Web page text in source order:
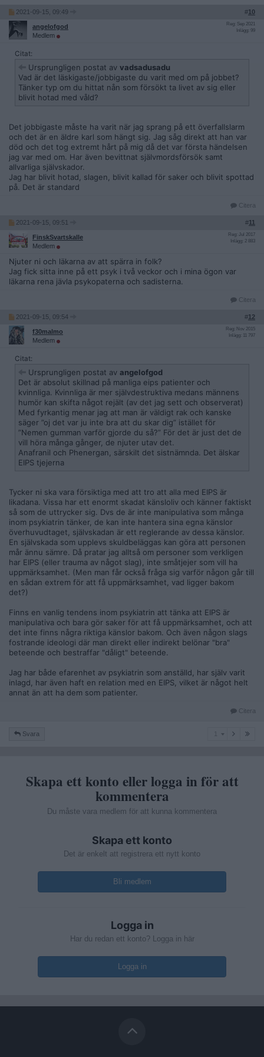
2021-09-15, 09:49 #10
angelofgod
Medlem
Reg: Sep 2021
Inlägg: 99
Citat:
Ursprungligen postat av vadsadusadu
Vad är det läskigaste/jobbigaste du varit med om på jobbet?
Tänker typ om du hittat nån som försökt ta livet av sig eller
blivit hotad med våld?
Det jobbigaste måste ha varit när jag sprang på ett överfallslarm
och det är en äldre karl som hängt sig. Jag såg direkt att han var
död och det tog extremt hårt på mig då det var första händelsen
jag var med om. Har även bevittnat självmordsförsök samt
allvarliga självskador.
Jag har blivit hotad, slagen, blivit kallad för saker och blivit spottad
på. Det är standard
Citera
2021-09-15, 09:51 #11
FinskSvartskalle
Medlem
Reg: Jul 2017
Inlägg: 2 883
Njuter ni och läkarna av att spärra in folk?
Jag fick sitta inne på ett psyk i två veckor och i mina ögon var
läkarna rena jävla psykopaterna och sadisterna.
Citera
2021-09-15, 09:54 #12
f30malmo
Medlem
Reg: Nov 2015
Inlägg: 11 797
Citat:
Ursprungligen postat av angelofgod
Det är absolut skillnad på manliga eips patienter och
kvinnliga. Kvinnliga är mer självdestruktiva medans männens
humör kan skifta något rejält (av det jag sett och observerat)
Med fyrkantig menar jag att man är väldigt rak och kanske
säger ”oj det var ju inte bra att du skar dig” istället för
”Nemen gumman varför gjorde du så?” För det är just det de
vill höra många gånger, de njuter utav det.
Anafranil och Phenergan, särskilt det sistnämnda. Det älskar
EIPS tjejerna
Tycker ni ska vara försiktiga med att tro att alla med EIPS är
likadana. Vissa har ett enormt skadat känsloliv och känner faktiskt
så som de uttrycker sig. Dvs de är inte manipulativa som många
inom psykiatrin tänker, de kan inte hantera sina egna känslor
överhuvudtaget, självskadan är ett reglerande av dessa känslor.
En självskada som upplevs skuldbeläggas kan göra att personen
mår ännu sämre. Då pratar jag alltså om personer som verkligen
har EIPS (eller trauma av något slag), inte småtjejer som vill ha
uppmärksamhet. (Men man får också fråga sig varför någon går till
en sådan extrem för att få uppmärksamhet, vad ligger bakom
det?)
Finns en vanlig tendens inom psykiatrin att tänka att EIPS är
manipulativa och bara gör saker för att få uppmärksamhet, och att
det inte finns några riktiga känslor bakom. Och även någon slags
fostrande ideologi där man direkt eller indirekt belönar "bra"
beteende och bestraffar "dåligt" beteende.
Jag har både efarenhet av psykiatrin som anställd, har själv varit
inlagd, har även haft en relation med en EIPS, vilket är något helt
annat än att ha dem som patienter.
Citera
Svara
Skapa ett konto eller logga in för att
kommentera
Du måste vara medlem för att kunna kommentera
Skapa ett konto
Det är enkelt att registrera ett nytt konto
Bli medlem
Logga in
Har du redan ett konto? Logga in här
Logga in